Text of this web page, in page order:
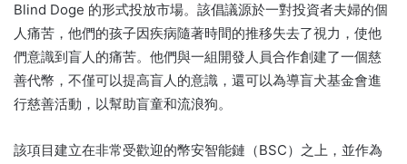
Blind Doge 的形式投放市場。 該倡議源於一對投資者夫婦的個
人痛苦，他們的孩子因疾病隨著時間的推移失去了視力，使他
們意識到盲人的痛苦。 他們與一組開發人員合作創建了一個慈
善代幣，不僅可以提高盲人的意識，還可以為導盲犬基金會進
行慈善活動，以幫助盲童和流浪狗。
該項目建立在非常受歡迎的幣安智能鏈（BSC）之上，並作為